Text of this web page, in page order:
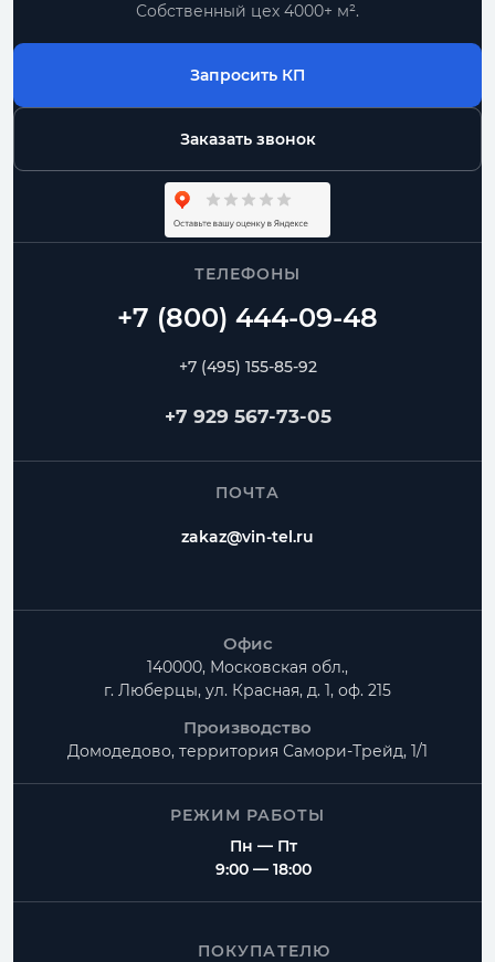
Собственный цех 4000+ м².
Запросить КП
Заказать звонок
ТЕЛЕФОНЫ
+7 (495) 155-85-92
+7 929 567-73-05
ПОЧТА
zakaz@vin-tel.ru
Офис
140000, Московская обл.,
г. Люберцы, ул. Красная, д. 1, оф. 215
Производство
Домодедово, территория Самори-Трейд, 1/1
РЕЖИМ РАБОТЫ
Пн — Пт
9:00 — 18:00
ПОКУПАТЕЛЮ